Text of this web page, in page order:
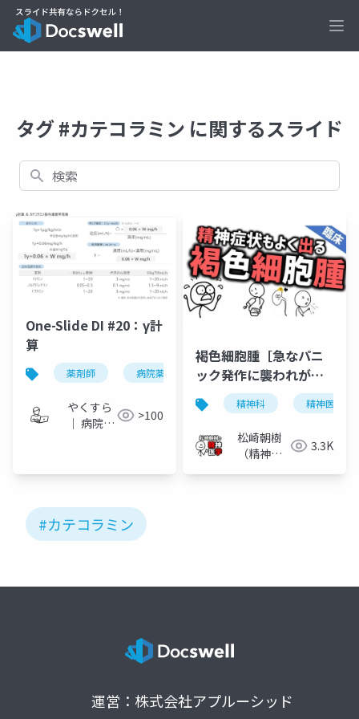
タグ #カテコラミン に関するスライド
検索
One-Slide DI #20：γ計
算
薬剤師 病院薬剤師 one-slide di カテコラ
やくすら
｜ 病院薬
モ
>100
褐色細胞腫［急なパニ
ック発作に襲われがち
な 隠れた良性腫瘍］
精神科 精神医学
松崎朝樹
（精神科
3.3K
#カテコラミン
運営：株式会社アプルーシッド